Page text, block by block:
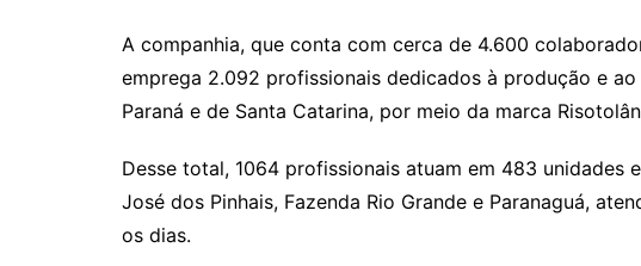
A companhia, que conta com cerca de 4.600
emprega 2.092 profissionais dedicados à produção e
Paraná e de Santa Catarina, por meio da marca
Desse total, 1064 profissionais atuam em 483 unidades
José dos Pinhais, Fazenda Rio Grande e Paranaguá,
os dias.